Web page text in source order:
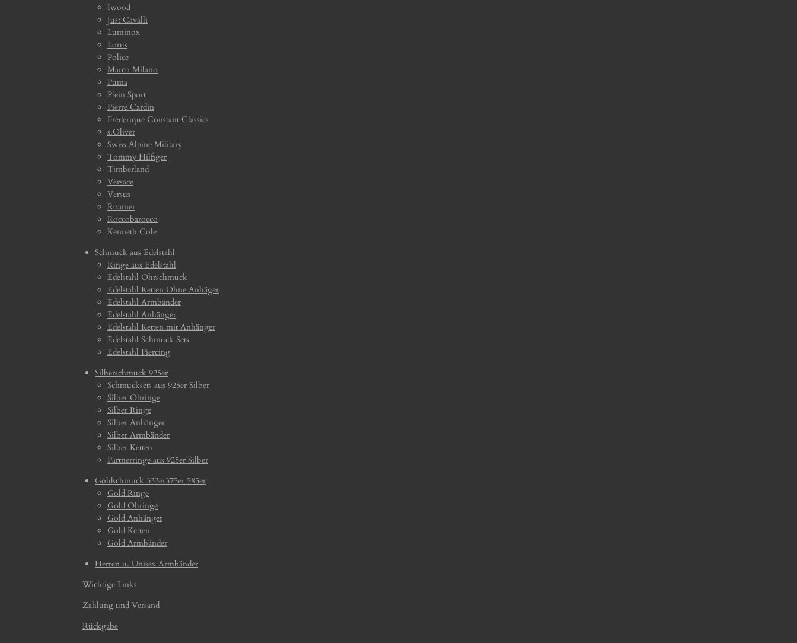
Iwood
Just Cavalli
Luminox
Lorus
Police
Marco Milano
Puma
Plein Sport
Pierre Cardin
Frederique Constant Classics
s.Oliver
Swiss Alpine Military
Tommy Hilfiger
Timberland
Versace
Versus
Roamer
Roccobarocco
Kenneth Cole
Schmuck aus Edelstahl
Ringe aus Edelstahl
Edelstahl Ohrschmuck
Edelstahl Ketten Ohne Anhäger
Edelstahl Armbänder
Edelstahl Anhänger
Edelstahl Ketten mit Anhänger
Edelstahl Schmuck Sets
Edelstahl Piercing
Silberschmuck 925er
Schmucksets aus 925er Silber
Silber Ohringe
Silber Ringe
Silber Anhänger
Silber Armbänder
Silber Ketten
Partnerringe aus 925er Silber
Goldschmuck 333er375er 585er
Gold Ringe
Gold Ohringe
Gold Anhänger
Gold Ketten
Gold Armbänder
Herren u. Unisex Armbänder
Wichtige Links
Zahlung und Versand
Rückgabe